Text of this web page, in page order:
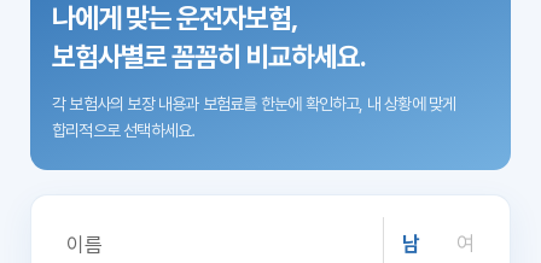
나에게 맞는 운전자보험,
보험사별로 꼼꼼히 비교하세요.
각 보험사의 보장 내용과 보험료를 한눈에 확인하고, 내 상황에 맞게
합리적으로 선택하세요.
남 여